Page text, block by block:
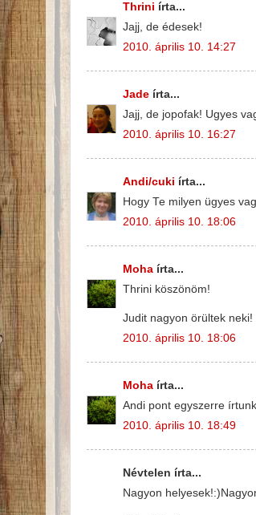
Thrini írta...
Jajj, de édesek!
2010. április 10. 14:27
Jade írta...
Jajj, de jopofak! Ugyes
2010. április 10. 16:27
Andi/cuki írta...
Hogy Te milyen ügyes
2010. április 10. 18:06
Moha írta...
Thrini köszönöm!
Judit nagyon örültek neki!
2010. április 10. 18:06
Moha írta...
Andi pont egyszerre
2010. április 10. 18:49
Névtelen írta...
Nagyon